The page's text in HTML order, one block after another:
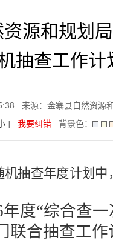
源和规划
抽查工作计
来源：金寨县自然资源
] 我要纠错 背景色：
机抽查年度计划中
年度“综合查一
联合抽查工作